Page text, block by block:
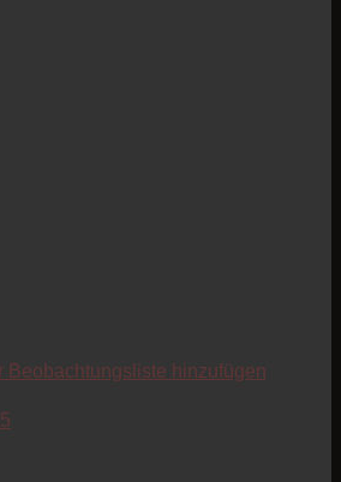
Beobachtungsliste hinzufügen